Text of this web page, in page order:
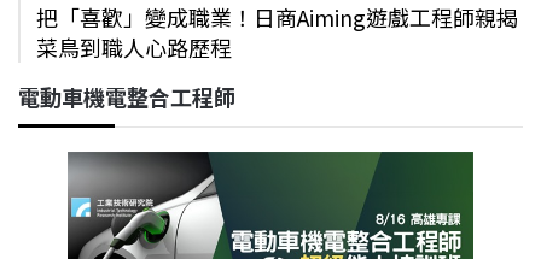
把「喜歡」變成職業！日商Aiming遊戲工程師親揭
菜鳥到職人心路歷程
電動車機電整合工程師